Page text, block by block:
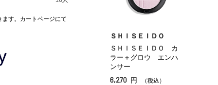
す。カートページにて
ＳＨＩＳＥＩＤＯ
ＳＨＩＳＥＩＤＯ カ
ラー＋グロウ エンハ
ンサー
6,270 円 （税込）